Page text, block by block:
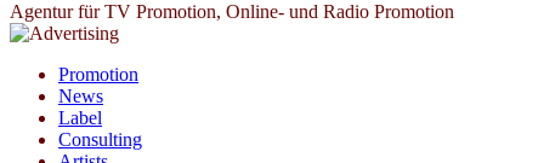
Agentur für TV Promotion, Online- und Radio Promotion
Promotion
News
Label
Consulting